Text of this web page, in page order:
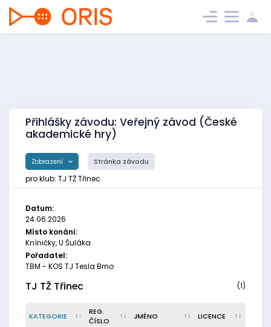
Přihlášky závodu: Veřejný závod (České
akademické hry)
Zobrazení Stránka závodu
pro klub: TJ TŽ Třinec
Datum:
24.06.2026
Místo konání:
Kníničky, U Šuláka
Pořadatel:
TBM - KOS TJ Tesla Brno
TJ TŽ Třinec (1)
KATEGORIE
REG.
ČÍSLO
JMÉNO LICENCE